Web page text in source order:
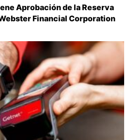
Aprobación de la Reserva
Financial Corporation